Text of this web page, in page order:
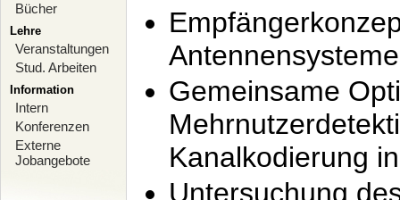
Bücher
Lehre
Veranstaltungen
Stud. Arbeiten
Information
Intern
Konferenzen
Externe
Jobangebote
Antennensysteme
Gemeinsame
Kanalkodierung
Untersuchung